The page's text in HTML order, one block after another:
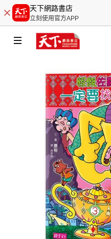
天下網路書店
立刻使用官方APP